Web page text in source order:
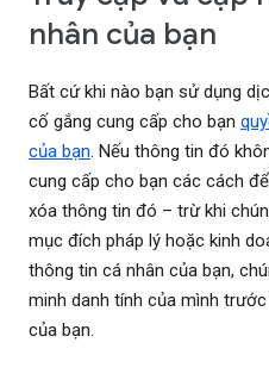
nhân của bạn
Bất cứ khi nào bạn sử dụng
cố gắng cung cấp cho bạn
của bạn. Nếu thông tin đó
cung cấp cho bạn các cách
xóa thông tin đó – trừ khi
mục đích pháp lý hoặc kinh
thông tin cá nhân của bạn,
minh danh tính của mình
của bạn.